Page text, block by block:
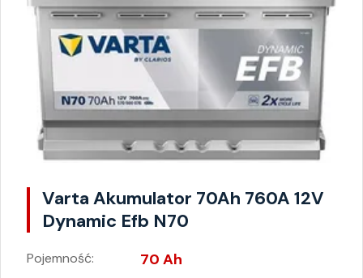
Varta Akumulator 70Ah 760A 12V
Dynamic Efb N70
Pojemność: 70 Ah